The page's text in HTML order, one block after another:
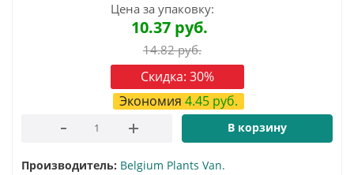
Цена за упаковку:
10.37руб.
14.82руб.
Скидка: 30%
Экономия 4.45руб.
В корзину
Производитель: Belgium Plants Van.